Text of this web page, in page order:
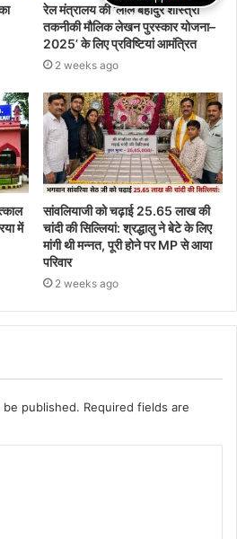
रेल मंत्रालय की ‘लाल बहादुर शास्त्री
तकनीकी मौलिक लेखन पुरस्कार योजना–
2025’ के लिए प्रविष्टियां आमंत्रित
2 weeks ago
में
सांवलियाजी को चढ़ाई 25.65 लाख की
चांदी की सिल्लियां: श्रद्धालु ने बेटे के लिए
मांगी थी मन्नत, पूरी होने पर MP से आया
परिवार
2 weeks ago
published. Required fields are